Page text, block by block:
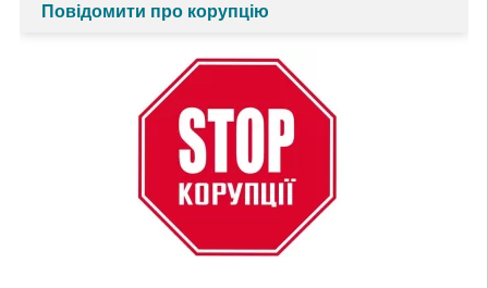
Повідомити про корупцію